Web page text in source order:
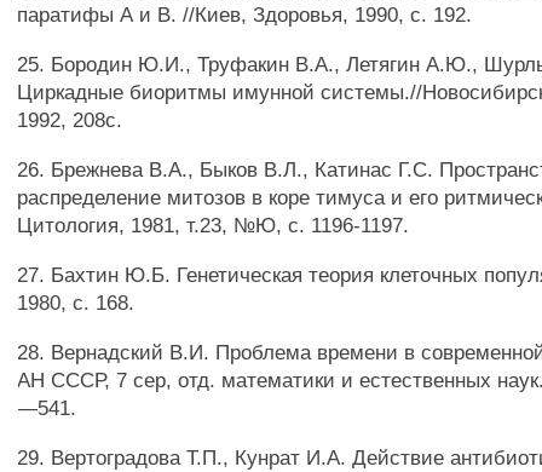
паратифы А и В. //Киев, Здоровья, 1990, с. 192.
25. Бородин Ю.И., Труфакин В.А., Летягин А.Ю.,
Циркадные биоритмы имунной системы.//
1992, 208с.
26. Брежнева В.А., Быков В.Л., Катинас Г.С.
распределение митозов в коре тимуса и его
Цитология, 1981, т.23, №Ю, с. 1196-1197.
27. Бахтин Ю.Б. Генетическая теория клеточных
1980, с. 168.
28. Вернадский В.И. Проблема времени в
АН СССР, 7 сер, отд. математики и естественных
—541.
29. Вертоградова Т.П., Кунрат И.А. Действие